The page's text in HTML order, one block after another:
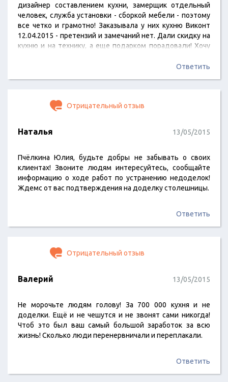
дизайнер составлением кухни, замерщик отдельный
человек, служба установки - сборкой мебели - поэтому
все четко и грамотно! Заказывала у них кухню Виконт
12.04.2015 - претензий и замечаний нет. Дали скидку на
кухню и на технику, а еще подарком порадовали! Хочу
Ответить
Отрицательный отзыв
Наталья 13/05/2015
Пчёлкина Юлия, будьте добры не забывать о своих
клиентах! Звоните людям интересуйтесь, сообщайте
информацию о ходе работ по устранению недоделок!
Ждемс от вас подтверждения на доделку столешницы.
Ответить
Отрицательный отзыв
Валерий 13/05/2015
Не морочьте людям голову! За 700 000 кухня и не
доделки. Ещё и не чешутся и не звонят сами никогда!
Чтоб это был ваш самый большой заработок за всю
жизнь! Сколько люди перенервничали и переплакали.
Ответить